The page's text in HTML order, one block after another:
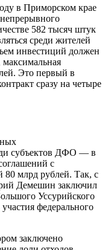
в Приморском крае
непрерывного
582 тысяч штук
среди жителей
инвестиций должен
Это первый в
сразу на четыре
субъектов ДФО — в
с
80 млрд рублей. Так, с
Демешин заключил
Уссурийского
федерального
заключено